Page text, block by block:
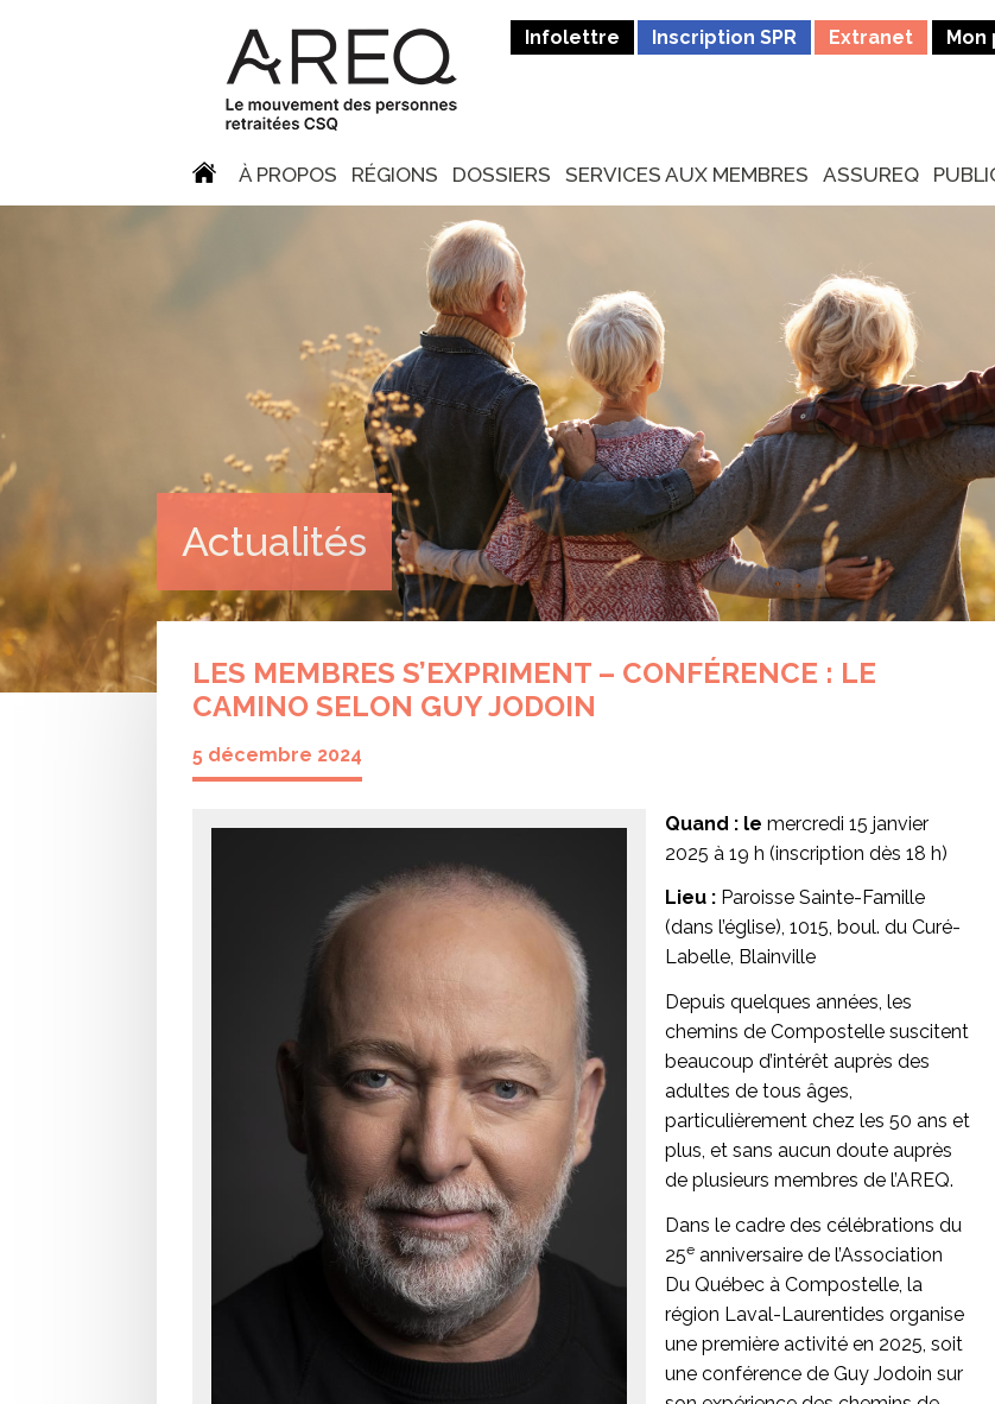
Infolettre Inscription SPR Extranet
À PROPOS RÉGIONS DOSSIERS SERVICES AUX MEMBRES ASSUREQ
Actualités
LES MEMBRES S’EXPRIMENT – CONFÉRENCE : LE
CAMINO SELON GUY JODOIN
5 décembre 2024
Quand : le mercredi 15 janvier
2025 à 19 h (inscription dès 18 h)
Lieu : Paroisse Sainte-Famille
(dans l’église), 1015, boul. du Curé-
Labelle, Blainville
Depuis quelques années, les
chemins de Compostelle suscitent
beaucoup d’intérêt auprès des
adultes de tous âges,
particulièrement chez les 50 ans et
plus, et sans aucun doute auprès
de plusieurs membres de l’AREQ.
Dans le cadre des célébrations du
25e anniversaire de l’Association
Du Québec à Compostelle, la
région Laval-Laurentides organise
une première activité en 2025, soit
une conférence de Guy Jodoin sur